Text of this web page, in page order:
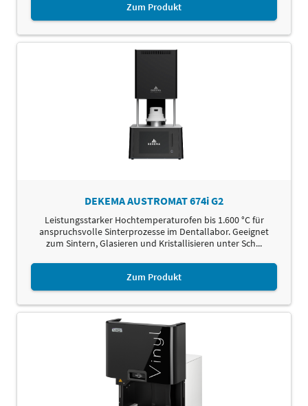
Zum Produkt
DEKEMA AUSTROMAT 674i G2
Leistungsstarker Hochtemperaturofen bis 1.600 °C für
anspruchsvolle Sinterprozesse im Dentallabor. Geeignet
zum Sintern, Glasieren und Kristallisieren unter Sch...
Zum Produkt